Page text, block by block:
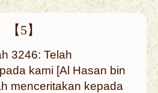
【5】
3246: Telah
kami [Al Hasan bin
menceritakan kepada